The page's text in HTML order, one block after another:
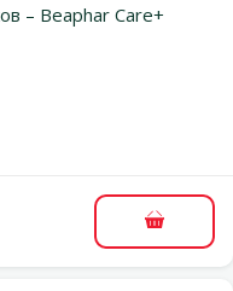
– Beaphar Care+
В